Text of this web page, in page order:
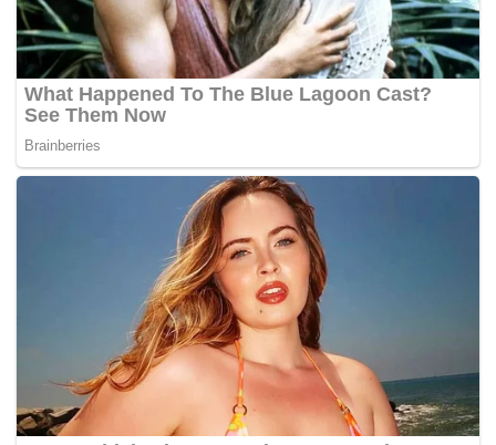
Musa (calon BN Parlimen Sipitang); Jamawi Jaafar
(calon BN DUN Kemabong); dan Arthur Kurup (calon
BN Parlimen Pensiangan), ini menentukan kita tidak
akan ketandusan pemimpin kerana melahirkan
pemimpin berwibawa untuk masa depan,”
Dalam perkembangan berkaitan, Salleh berkata, rakyat
perlu memberi mandat dan kemenangan mutlak kepada
BN pada pilihan raya kali ini bagi meneruskan
kesinambungan agenda pembangunan selain parti itu
mempunyai keupayaan memperhebat lagi prasarana dan
membela nasib rakyat. – BERNAMA